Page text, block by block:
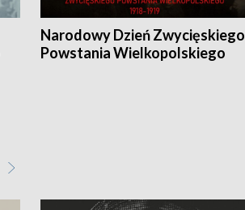
Narodowy Dzień Zwycięskiego
Powstania Wielkopolskiego